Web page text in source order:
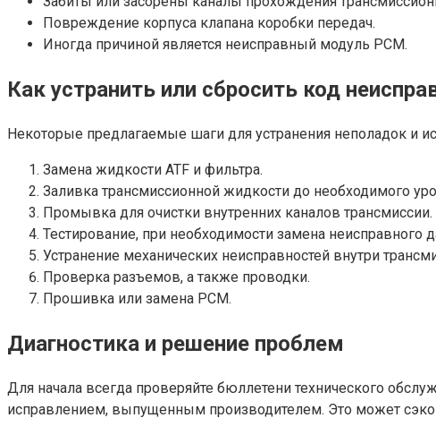
Повреждение корпуса клапана коробки передач.
Иногда причиной является неисправный модуль PCM.
Как устранить или сбросить код
Некоторые предлагаемые шаги для устранения неполадок и
Замена жидкости ATF и фильтра.
Заливка трансмиссионной жидкости до необходимого
Промывка для очистки внутренних каналов трансмиссии.
Тестирование, при необходимости замена неисправного
Устранение механических неисправностей внутри
Проверка разъемов, а также проводки.
Прошивка или замена PCM.
Диагностика и решение проблем
Для начала всегда проверяйте бюллетени технического
исправлением, выпущенным производителем. Это может